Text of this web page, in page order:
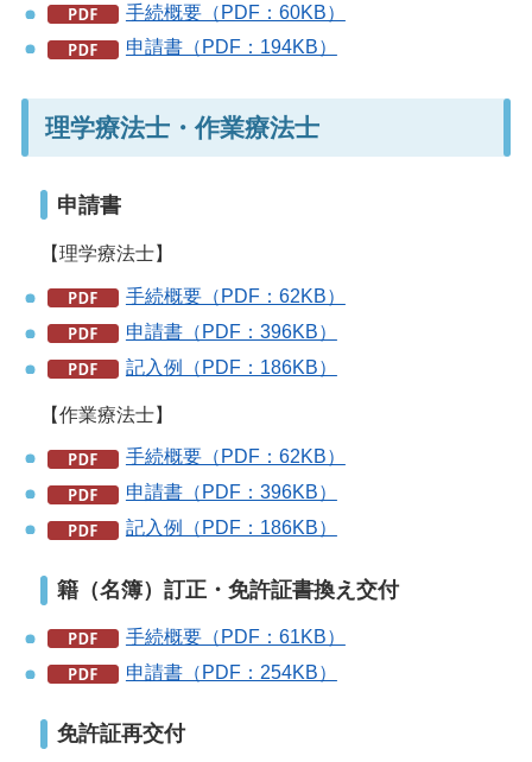
手続概要（PDF：60KB）
申請書（PDF：194KB）
理学療法士・作業療法士
申請書
【理学療法士】
手続概要（PDF：62KB）
申請書（PDF：396KB）
記入例（PDF：186KB）
【作業療法士】
手続概要（PDF：62KB）
申請書（PDF：396KB）
記入例（PDF：186KB）
籍（名簿）訂正・免許証書換え交付
手続概要（PDF：61KB）
申請書（PDF：254KB）
免許証再交付